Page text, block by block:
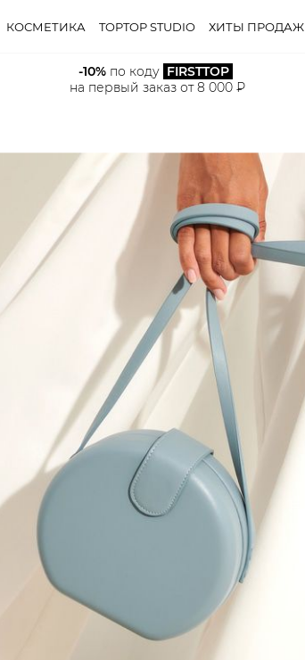
КОСМЕТИКА TOPTOP STUDIO ХИТЫ ПРОДАЖ
-10% по коду FIRSTTOP
на первый заказ от 8 000 ₽